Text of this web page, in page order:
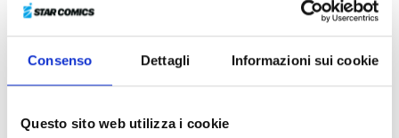
Consenso Dettagli Informazioni sui cookie
Questo sito web utilizza i cookie
nei suoi tentativi di recuperare i ricordi perduti. Come
se non bastasse, un nuovo nemico si presenta di
fronte alle principesse sirene! Come se la caveranno in